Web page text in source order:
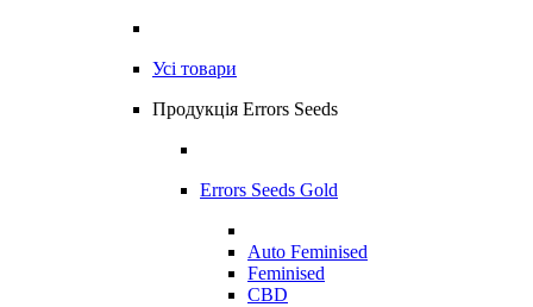
Усі товари
Продукція Errors Seeds
Errors Seeds Gold
Auto Feminised
Feminised
CBD